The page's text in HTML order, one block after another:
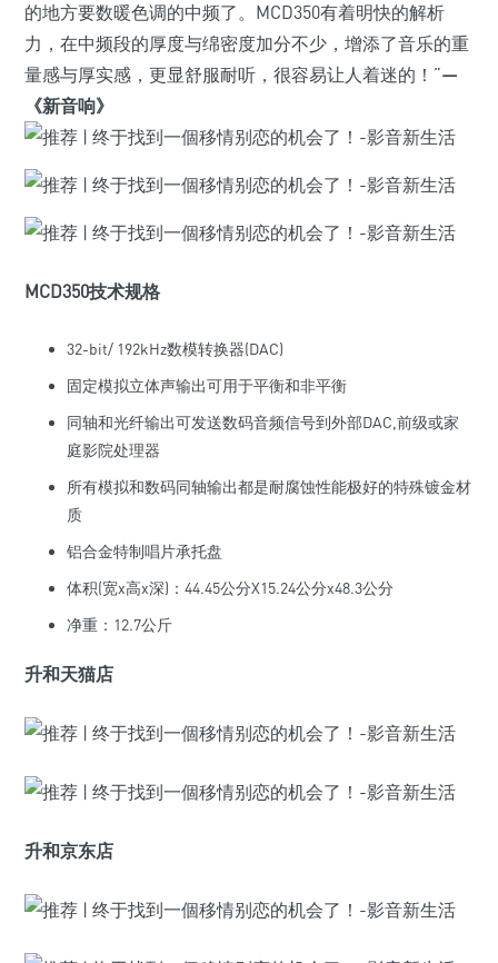
的地方要数暖色调的中频了。MCD350有着明快的解析
力，在中频段的厚度与绵密度加分不少，增添了音乐的重
量感与厚实感，更显舒服耐听，很容易让人着迷的！”—
《新音响》
MCD350技术规格
32-bit/ 192kHz数模转换器(DAC)
固定模拟立体声输出可用于平衡和非平衡
同轴和光纤输出可发送数码音频信号到外部DAC,前级或家
庭影院处理器
所有模拟和数码同轴输出都是耐腐蚀性能极好的特殊镀金材
质
铝合金特制唱片承托盘
体积(宽x高x深)：44.45公分X15.24公分x48.3公分
净重：12.7公斤
升和天猫店
升和京东店